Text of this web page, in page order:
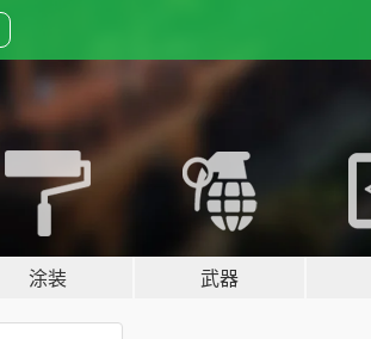
涂装 武器